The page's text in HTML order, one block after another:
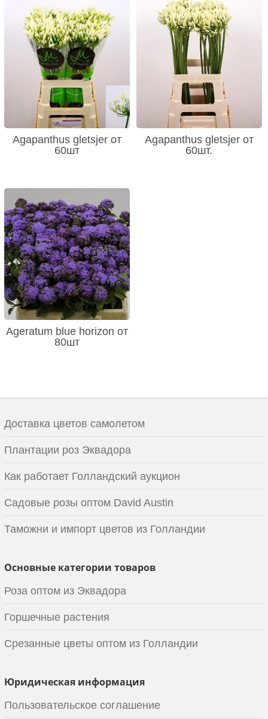
Agapanthus gletsjer от
60шт
Agapanthus gletsjer от
60шт.
Ageratum blue horizon от
80шт
Доставка цветов самолетом
Плантации роз Эквадора
Как работает Голландский аукцион
Садовые розы оптом David Austin
Таможни и импорт цветов из Голландии
Основные категории товаров
Роза оптом из Эквадора
Горшечные растения
Срезанные цветы оптом из Голландии
Юридическая информация
Пользовательское соглашение